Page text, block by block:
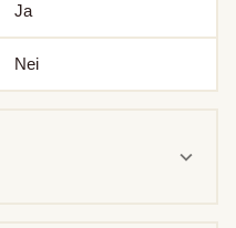
Ja
Nei